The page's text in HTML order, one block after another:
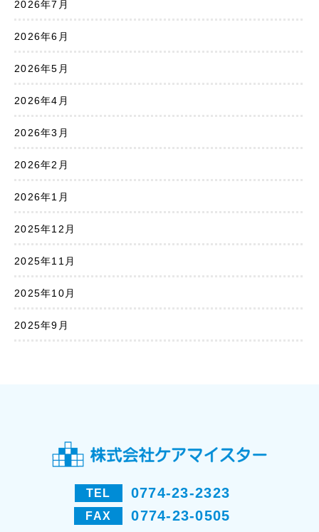
2026年7月
2026年6月
2026年5月
2026年4月
2026年3月
2026年2月
2026年1月
2025年12月
2025年11月
2025年10月
2025年9月
TEL 0774-23-2323
FAX 0774-23-0505